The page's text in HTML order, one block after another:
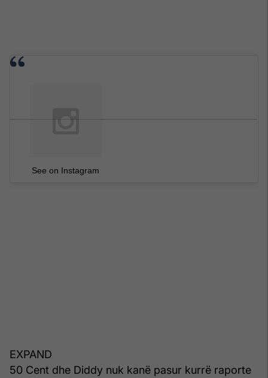
See on Instagram
EXPAND
50 Cent dhe Diddy nuk kanë pasur kurrë raporte